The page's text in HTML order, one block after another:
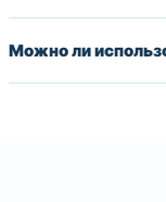
Можно ли